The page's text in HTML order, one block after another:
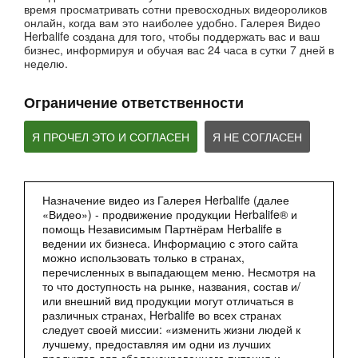
время просматривать сотни превосходных видеороликов
онлайн, когда вам это наиболее удобно. Галерея Видео
Herbalife создана для того, чтобы поддержать вас и ваш
бизнес, информируя и обучая вас 24 часа в сутки 7 дней в
неделю.
Ограничение ответственности
Я ПРОЧЕЛ ЭТО И СОГЛАСЕН Я НЕ СОГЛАСЕН
Назначение видео из Галерея Herbalife (далее
«Видео») - продвижение продукции Herbalife® и
помощь Независимым Партнёрам Herbalife в
ведении их бизнеса. Информацию с этого сайта
можно использовать только в странах,
перечисленных в выпадающем меню. Несмотря на
то что доступность на рынке, названия, состав и/
или внешний вид продукции могут отличаться в
различных странах, Herbalife во всех странах
следует своей миссии: «изменить жизни людей к
лучшему, предоставляя им одни из лучших
52:40
Вебинар - Пищеварение
Вебинары от компании
Мультфильм - Формула 1 Вечерний Коктейль
Сбалансированное питание 24 часа